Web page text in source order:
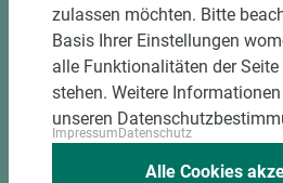
zulassen möchten. Bitte
Basis Ihrer Einstellungen
alle Funktionalitäten der
stehen. Weitere
unseren
ImpressumDatenschutz
Alle Cookies